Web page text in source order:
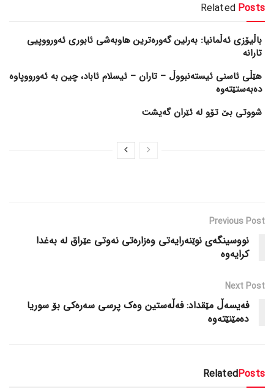
Related Posts
باڵیۆزی ئەڵمانیا: بەرلین گەورەترین هاوبەشی ئابوری ئەورووپیی
تارانە
هێڵی ئاسنی ئیستەنبووڵ – تاران – ئیسلام ئاباد، چین بە ئەورووپاوە
دەبەستێتەوە
شووتی بێ تۆو لە ئێران گەیشت
Previous Post
نووسینگەی نوێنەرایەتی وەزارەتی نەوتی عێراق لە بەغدا
کرایەوە
Next Post
فەیسەڵ مێقداد: فەڵەستین وەک پرسی سەرەکی بۆ سوریا
دەمێنێتەوە
RelatedPosts